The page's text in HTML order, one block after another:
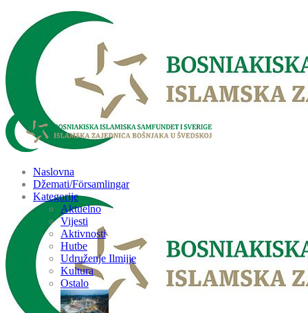
Naslovna
Džemati/Församlingar
Kategorije
Aktuelno
Vijesti
Aktivnosti
Hutbe
Udruženje Ilmijje
Kultura
Ostalo